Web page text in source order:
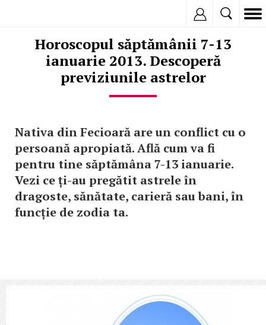
Horoscopul săptămânii 7-13
ianuarie 2013. Descoperă
previziunile astrelor
Nativa din Fecioară are un conflict cu o
persoană apropiată. Află cum va fi
pentru tine săptămâna 7-13 ianuarie.
Vezi ce ți-au pregătit astrele în
dragoste, sănătate, carieră sau bani, în
funcție de zodia ta.